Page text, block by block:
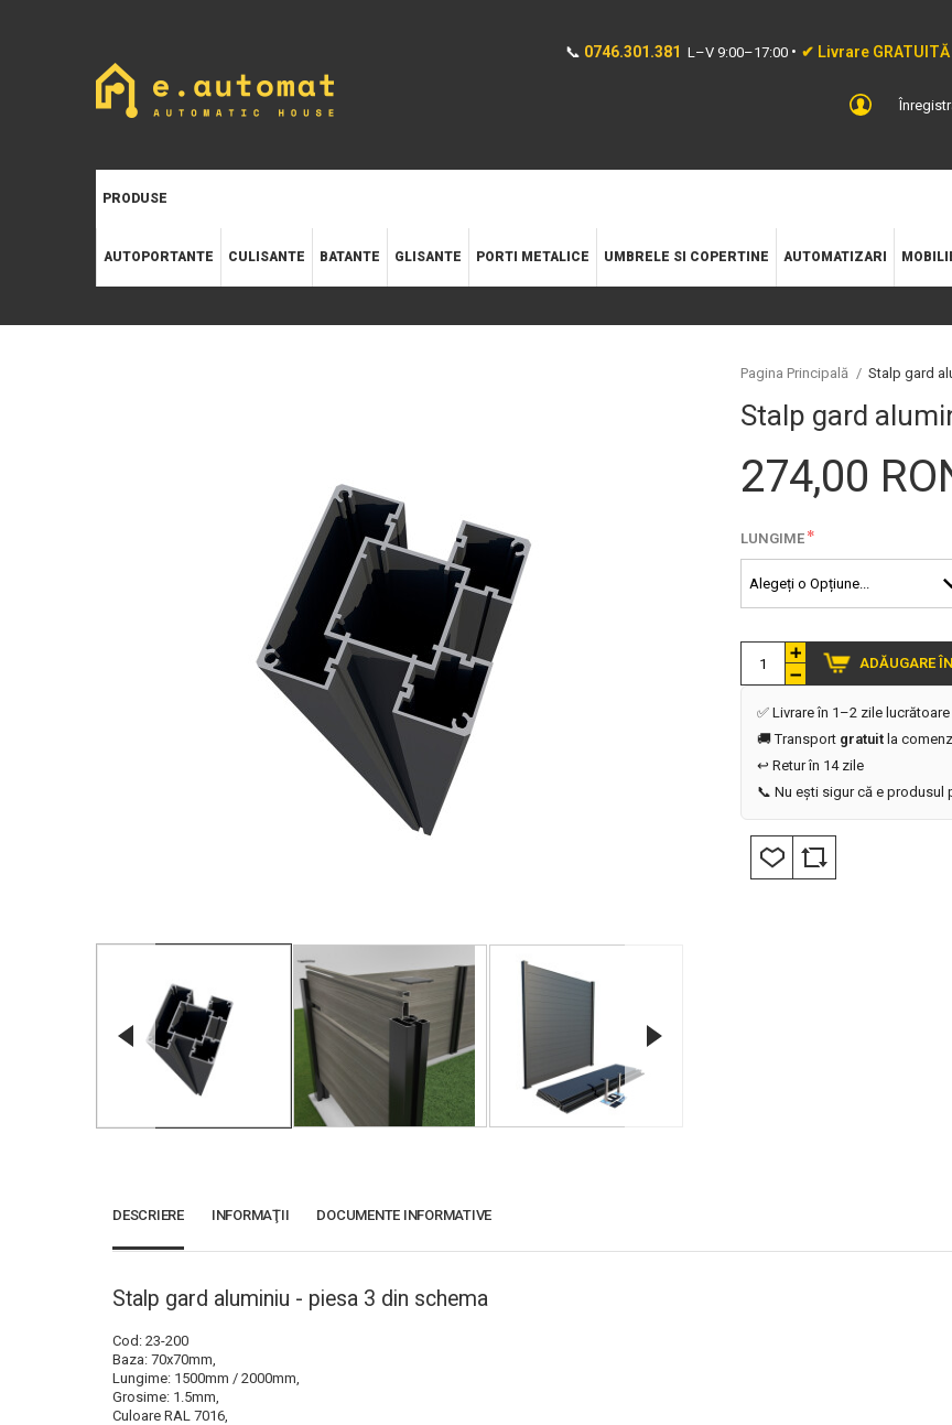
📞 0746.301.381 L–V 9:00–17:00 • ✔ Livrare GRATUITĂ
PRODUSE
AUTOPORTANTE CULISANTE BATANTE GLISANTE PORTI METALICE UMBRELE SI COPERTINE AUTOMATIZARI
Pagina Principală / Stalp gard
Stalp gard
274,00
*
LUNGIME
ADĂUGARE
✅ Livrare în 1–2 zile
🚚 Transport gratuit la
↩️ Retur în 14 zile
📞 Nu ești sigur că e produsul
DESCRIERE INFORMAŢII DOCUMENTE INFORMATIVE
Stalp gard aluminiu - piesa 3 din schema
Cod: 23-200
Baza: 70x70mm,
Lungime: 1500mm / 2000mm,
Grosime: 1.5mm,
Culoare RAL 7016,